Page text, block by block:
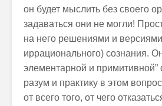
он будет мыслить без своего
задаваться они не могли!
на него решениями и
иррационального) сознания.
элементарной и
разум и практику в этом
от всего того, от чего